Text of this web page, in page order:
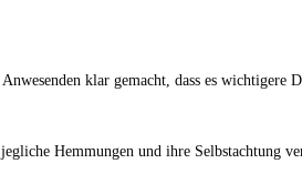
klar gemacht, dass es wichtigere
Hemmungen und ihre Selbstachtung